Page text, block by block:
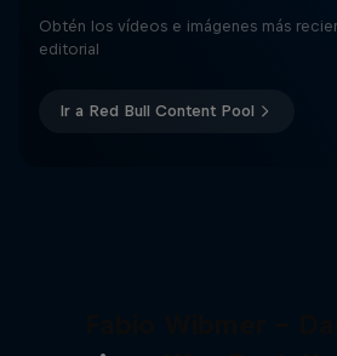
Obtén los vídeos e imágenes más
editorial
Ir a Red Bull Content Pool